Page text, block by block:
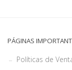
PÁGINAS
Políticas de